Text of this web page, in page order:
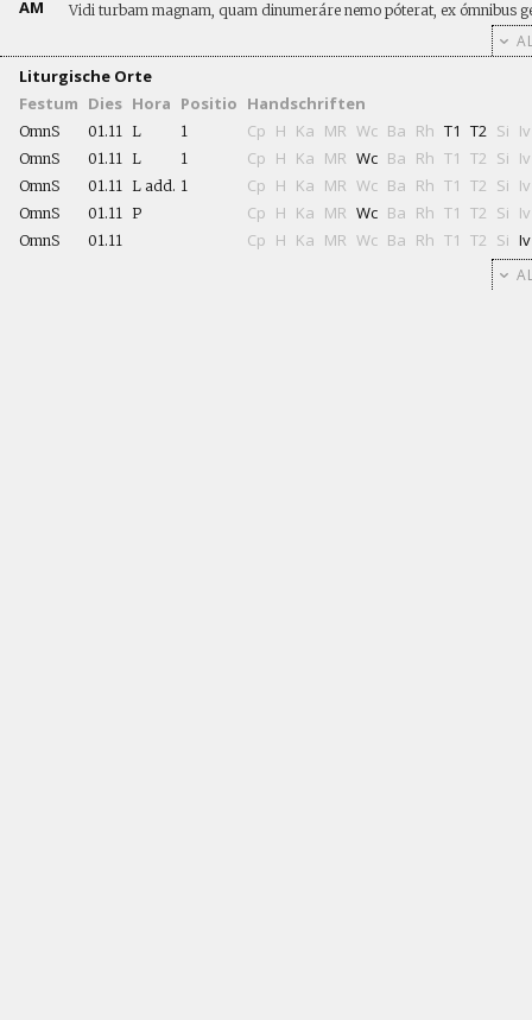
AM Vidi turbam magnam, quam dinumeráre nemo póterat, ex ómnibus
Liturgische Orte
Festum Dies Hora Positio Handschriften
OmnS 01.11 L 1 Cp H Ka MR Wc Ba Rh T1 T2 Si Iv
OmnS 01.11 L 1 Cp H Ka MR Wc Ba Rh T1 T2 Si Iv
OmnS 01.11 L add. 1 Cp H Ka MR Wc Ba Rh T1 T2 Si Iv
OmnS 01.11 P Cp H Ka MR Wc Ba Rh T1 T2 Si Iv
OmnS 01.11 Cp H Ka MR Wc Ba Rh T1 T2 Si Iv